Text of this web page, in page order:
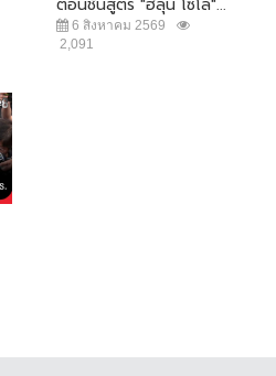
ตอนชันสูตร "ฮลุน โซโล่"...
6 สิงหาคม 2569
2,091